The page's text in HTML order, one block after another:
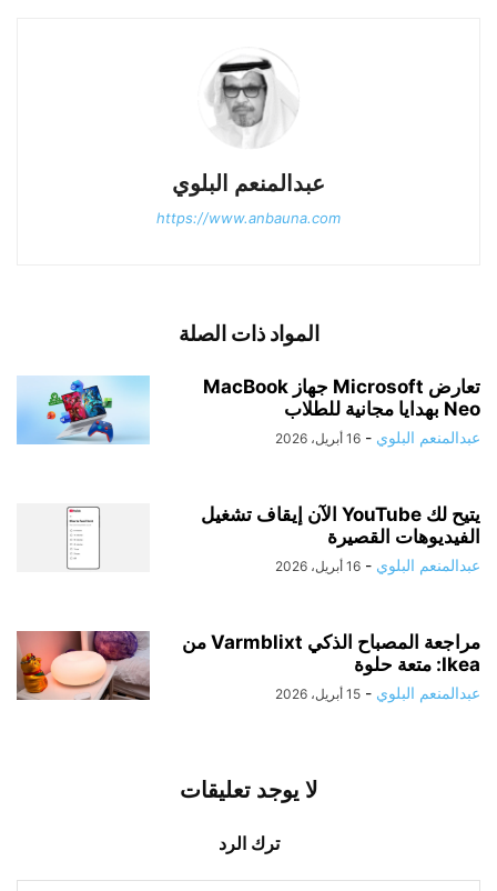
عبدالمنعم البلوي
https://www.anbauna.com
المواد ذات الصلة
تعارض Microsoft جهاز MacBook
Neo بهدايا مجانية للطلاب
عبدالمنعم البلوي - 16 أبريل، 2026
يتيح لك YouTube الآن إيقاف تشغيل
الفيديوهات القصيرة
عبدالمنعم البلوي - 16 أبريل، 2026
مراجعة المصباح الذكي Varmblixt من
Ikea: متعة حلوة
عبدالمنعم البلوي - 15 أبريل، 2026
لا يوجد تعليقات
ترك الرد